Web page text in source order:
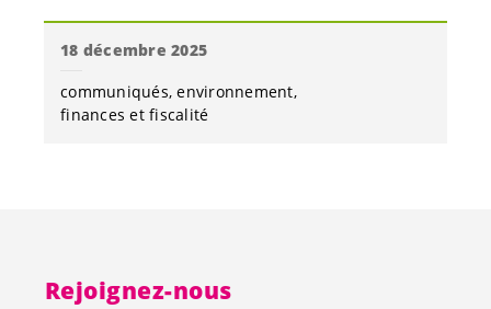
18 décembre 2025
communiqués environnement
finances et fiscalité
Rejoignez-nous